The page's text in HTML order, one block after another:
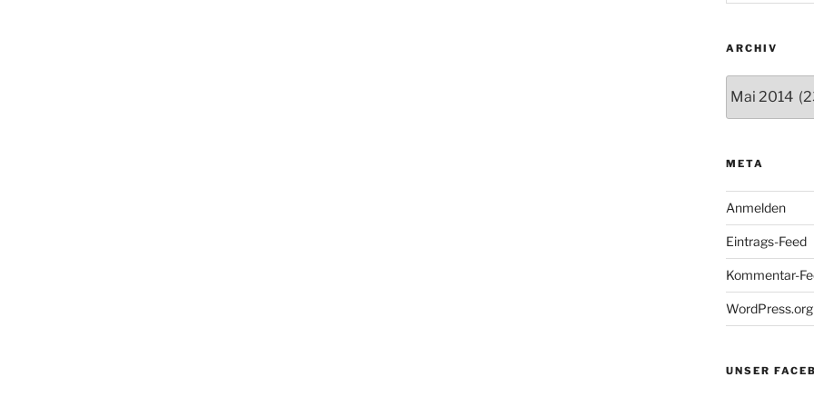
ARCHIV
META
Anmelden
Eintrags-Feed
Kommentar-
WordPress.org
UNSER